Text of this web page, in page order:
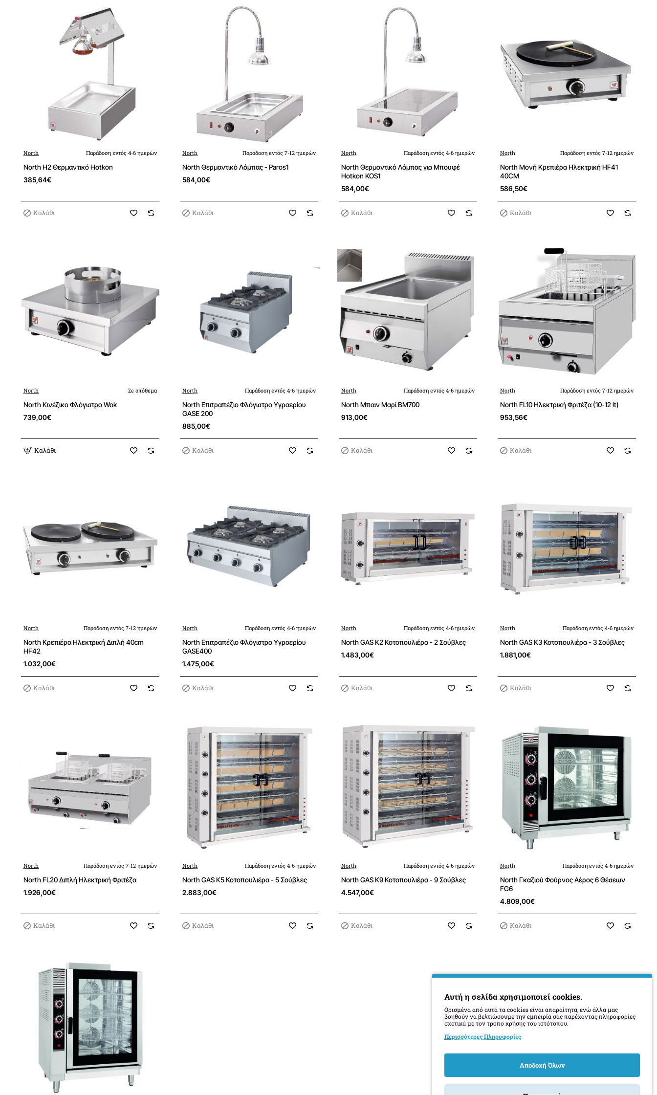
North Παράδοση εντός 4-6 ημερών
North H2 Θερμαντικό Hotkon
385,64€
Καλάθι
North Παράδοση εντός 7-12 ημερών
North Θερμαντικό Λάμπας - Paros1
584,00€
Καλάθι
North Παράδοση εντός 4-6 ημερών
North Θερμαντικό Λάμπας για Μπουφέ
Hotkon KOS1
584,00€
Καλάθι
North Παράδοση εντός 7-12 ημερών
North Μονή Κρεπιέρα Ηλεκτρική HF41
40CM
586,50€
Καλάθι
North Σε απόθεμα
North Κινέζικο Φλόγιστρο Wok
739,00€
Καλάθι
North Παράδοση εντός 4-6 ημερών
North Επιτραπέζιο Φλόγιστρο Υγραερίου
GASE 200
885,00€
Καλάθι
North Παράδοση εντός 4-6 ημερών
North Μπαιν Μαρί BM700
913,00€
Καλάθι
North Παράδοση εντός 7-12 ημερών
North FL10 Ηλεκτρική Φριτέζα (10-12 lt)
953,56€
Καλάθι
North Παράδοση εντός 7-12 ημερών
North Κρεπιέρα Ηλεκτρική Διπλή 40cm
HF42
1.032,00€
Καλάθι
North Παράδοση εντός 4-6 ημερών
North Επιτραπέζιο Φλόγιστρο Υγραερίου
GASE400
1.475,00€
Καλάθι
North Παράδοση εντός 4-6 ημερών
North GAS K2 Κοτοπουλιέρα - 2 Σούβλες
1.483,00€
Καλάθι
North Παράδοση εντός 4-6 ημερών
North GAS K3 Κοτοπουλιέρα - 3 Σούβλες
1.881,00€
Καλάθι
North Παράδοση εντός 7-12 ημερών
North FL20 Διπλή Ηλεκτρική Φριτέζα
1.926,00€
Καλάθι
North Παράδοση εντός 4-6 ημερών
North GAS K5 Κοτοπουλιέρα - 5 Σούβλες
2.883,00€
Καλάθι
North Παράδοση εντός 4-6 ημερών
North GAS K9 Κοτοπουλιέρα - 9 Σούβλες
4.547,00€
Καλάθι
North Παράδοση εντός 4-6 ημερών
North Γκαζιού Φούρνος Αέρος 6 Θέσεων
FG6
4.809,00€
Καλάθι
Αυτή η σελίδα χρησιμοποιεί cookies.
Ορισμένα από αυτά τα cookies είναι απαραίτητα, ενώ άλλα μας
βοηθούν να βελτιώσουμε την εμπειρία σας παρέχοντας πληροφορίες
σχετικά με τον τρόπο χρήσης του ιστότοπου.
Περισσότερες Πληροφορίες
Αποδοχή Όλων